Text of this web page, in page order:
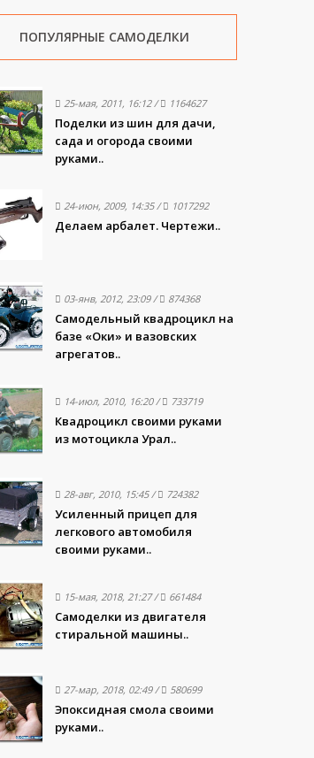
ПОПУЛЯРНЫЕ САМОДЕЛКИ
25-мая, 2011, 16:12/ 1164627
Поделки из шин для дачи,
сада и огорода своими
руками..
24-июн, 2009, 14:35/ 1017292
Делаем арбалет. Чертежи..
03-янв, 2012, 23:09/ 874368
Самодельный квадроцикл на
базе «Оки» и вазовских
агрегатов..
14-июл, 2010, 16:20/ 733719
Квадроцикл своими руками
из мотоцикла Урал..
28-авг, 2010, 15:45/ 724382
Усиленный прицеп для
легкового автомобиля
своими руками..
15-мая, 2018, 21:27/ 661484
Самоделки из двигателя
стиральной машины..
27-мар, 2018, 02:49/ 580699
Эпоксидная смола своими
руками..